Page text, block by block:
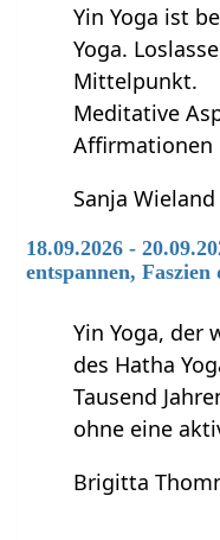
Yin Yoga ist
Yoga.
Mittelpunkt.
Meditative
Affirmationen
Sanja Wieland
18.09.2026 -
entspannen, Faszien
Yin Yoga, der
des Hatha
Tausend
ohne eine
Brigitta